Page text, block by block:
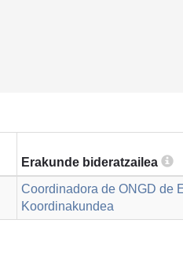
Erakunde bideratzailea
Coordinadora de ONGD de
Koordinakundea